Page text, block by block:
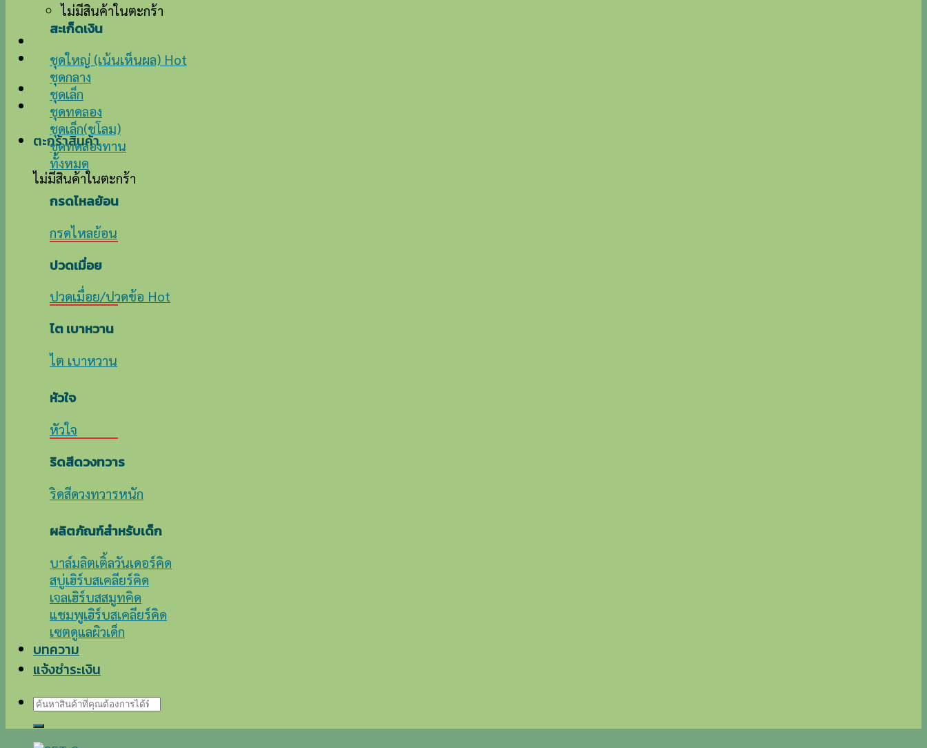
ไม่มีสินค้าในตะกร้า
ตะกร้าสินค้า
ไม่มีสินค้าในตะกร้า
สะเก็ดเงิน
ชุดใหญ่ (เน้นเห็นผล)
ชุดกลาง
ชุดเล็ก
ชุดทดลอง
ชุดเล็ก(ชโลม)
ชุดทดลองทาน
ทั้งหมด
กรดไหลย้อน
กรดไหลย้อน
ปวดเมื่อย
ปวดเมื่อย/ปวดข้อ
ไต เบาหวาน
ไต เบาหวาน
หัวใจ
หัวใจ
ริดสีดวงทวาร
ริดสีดวงทวารหนัก
ผลิตภัณฑ์สำหรับเด็ก
บาล์มลิตเติ้ลวันเดอร์คิด
สบู่เฮิร์บสเคลียร์คิด
เจลเฮิร์บสสมูทคิด
แชมพูเฮิร์บสเคลียร์คิด
เซตดูแลผิวเด็ก
บทความ
แจ้งชำระเงิน
ค้นหา: